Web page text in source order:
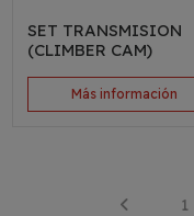
SET TRANSMISION
(CLIMBER CAM)
Más información
1